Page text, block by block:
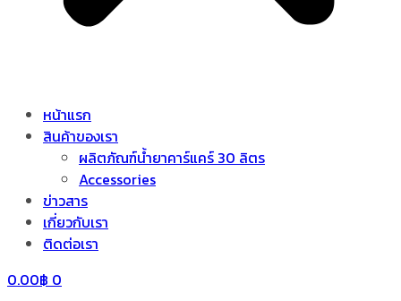
หน้าแรก
สินค้าของเรา
ผลิตภัณฑ์น้ำยาคาร์แคร์ 30 ลิตร
Accessories
ข่าวสาร
เกี่ยวกับเรา
ติดต่อเรา
0.00฿ 0